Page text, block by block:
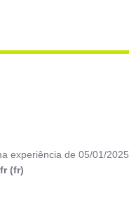
experiência de05/01/2025
(fr)